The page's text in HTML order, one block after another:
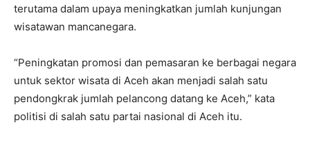
terutama dalam upaya meningkatkan jumlah kunjungan
wisatawan mancanegara.
“Peningkatan promosi dan pemasaran ke berbagai negara
untuk sektor wisata di Aceh akan menjadi salah satu
pendongkrak jumlah pelancong datang ke Aceh,” kata
politisi di salah satu partai nasional di Aceh itu.